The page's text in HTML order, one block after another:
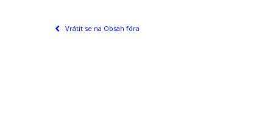
Vrátit se na Obsah fóra